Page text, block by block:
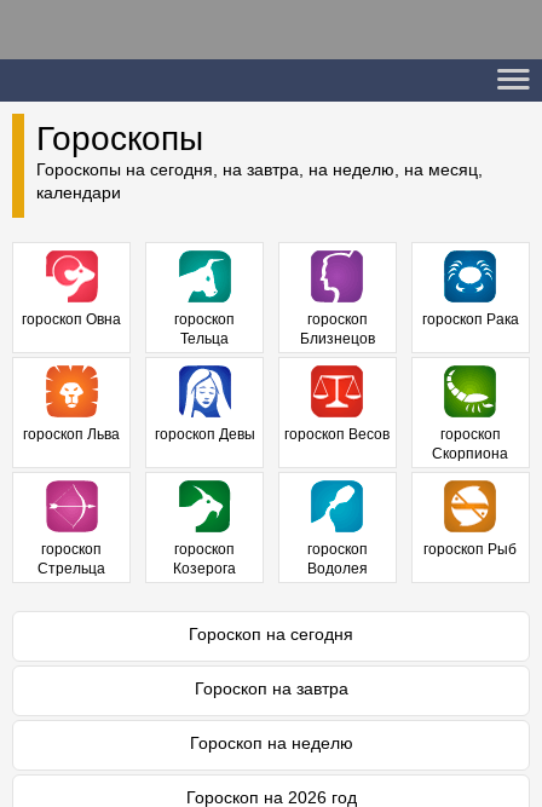
Гороскопы
Гороскопы на сегодня, на завтра, на неделю, на месяц,
календари
гороскоп Овна
гороскоп
Тельца
гороскоп
Близнецов
гороскоп Рака
гороскоп Льва гороскоп Девы гороскоп Весов
гороскоп
Скорпиона
гороскоп
Стрельца
гороскоп
Козерога
гороскоп
Водолея
гороскоп Рыб
Гороскоп на сегодня
Гороскоп на завтра
Гороскоп на неделю
Гороскоп на 2026 год